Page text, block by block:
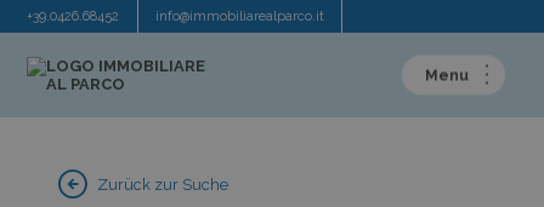
+39.0426.68452 info@immobiliarealparco.it
arrow_circle_left Zurück zur Suche